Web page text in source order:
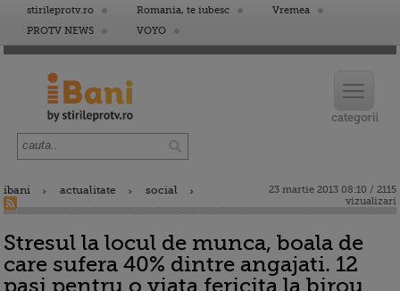
stirileprotv.ro Romania, te iubesc
Vremea
PROTV NEWS
VOYO
ibani actualitate social
23 martie 2013 08:10 / 2115
vizualizari
Stresul la locul de munca, boala de
care sufera 40% dintre angajati. 12
pasi pentru o viata fericita la birou